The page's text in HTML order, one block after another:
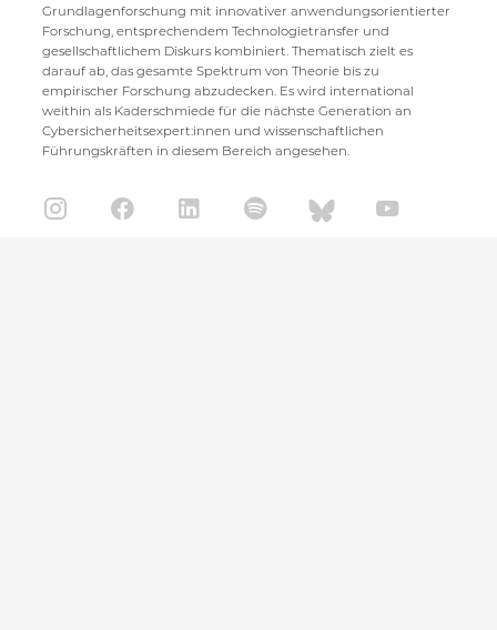
Grundlagenforschung mit innovativer anwendungsorientierter
Forschung, entsprechendem Technologietransfer und
gesellschaftlichem Diskurs kombiniert. Thematisch zielt es
darauf ab, das gesamte Spektrum von Theorie bis zu
empirischer Forschung abzudecken. Es wird international
weithin als Kaderschmiede für die nächste Generation an
Cybersicherheitsexpert:innen und wissenschaftlichen
Führungskräften in diesem Bereich angesehen.